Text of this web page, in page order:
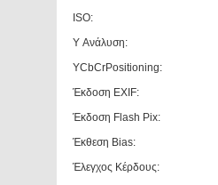
ISO:
Y Ανάλυση:
YCbCrPositioning:
Έκδοση EXIF:
Έκδοση Flash Pix:
Έκθεση Bias:
Έλεγχος Κέρδους: